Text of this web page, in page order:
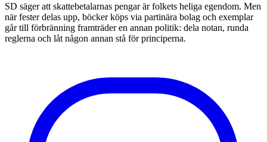
SD säger att skattebetalarnas pengar är folkets heliga egendom. Men
när fester delas upp, böcker köps via partinära bolag och exemplar
går till förbränning framträder en annan politik: dela notan, runda
reglerna och låt någon annan stå för principerna.